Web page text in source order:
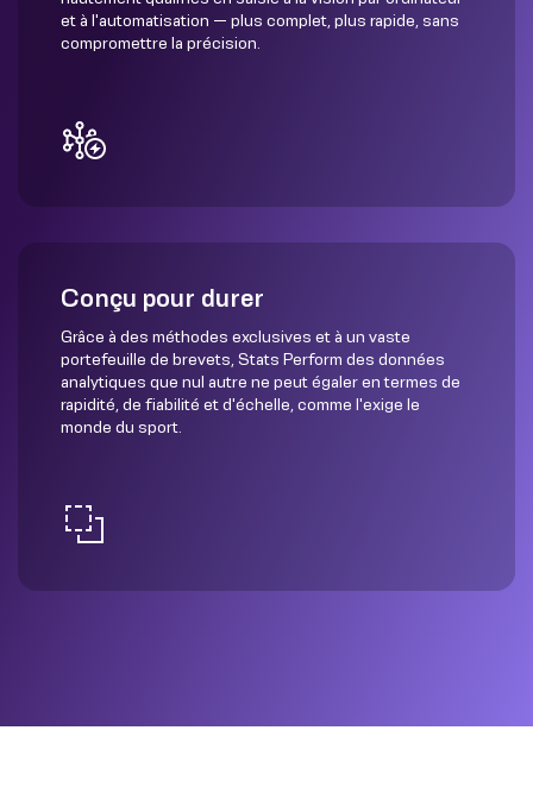
et à l'automatisation — plus complet, plus rapide, sans
compromettre la précision.
Conçu pour durer
Grâce à des méthodes exclusives et à un vaste
portefeuille de brevets, Stats Perform des données
analytiques que nul autre ne peut égaler en termes de
rapidité, de fiabilité et d'échelle, comme l'exige le
monde du sport.